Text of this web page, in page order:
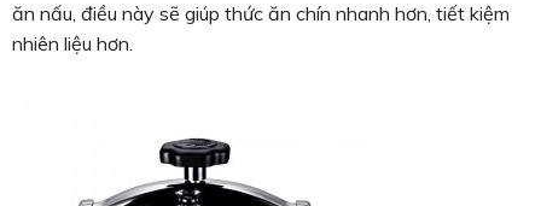
ăn nấu, điều này sẽ giúp thức ăn chín nhanh hơn, tiết kiệm
nhiên liệu hơn.